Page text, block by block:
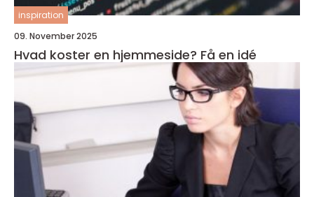
inspiration
09. November 2025
Hvad koster en hjemmeside? Få en idé